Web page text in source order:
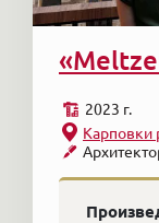
2023 г.
Карповки